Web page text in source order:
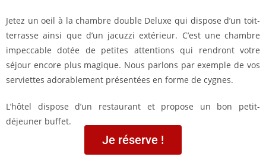
Jetez un oeil à la chambre double Deluxe qui dispose d’un toit-
terrasse ainsi que d’un jacuzzi extérieur. C’est une chambre
impeccable dotée de petites attentions qui rendront votre
séjour encore plus magique. Nous parlons par exemple de vos
serviettes adorablement présentées en forme de cygnes.
L’hôtel dispose d’un restaurant et propose un bon petit-
déjeuner buffet.
Je réserve !